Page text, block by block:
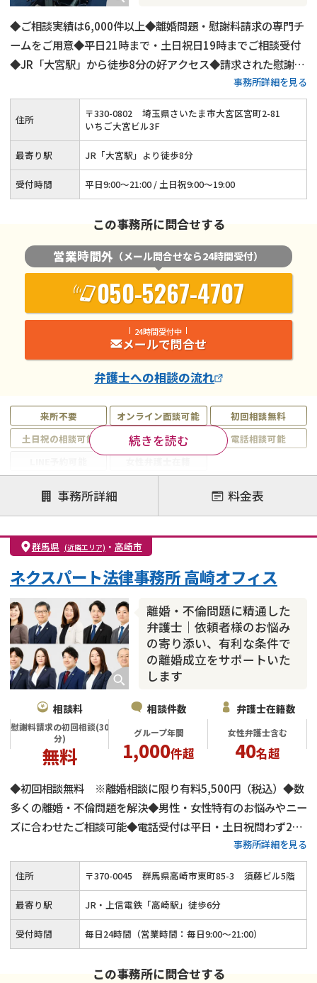
◆ご相談実績は6,000件以上◆離婚問題・慰謝料請求の専門チ
ームをご用意◆平日21時まで・土日祝日19時までご相談受付
◆JR「大宮駅」から徒歩8分の好アクセス◆請求された慰謝料
の減額交渉にも対応◆オンライン相談・電話相談もOK事務所詳細を見る
来所不要 オンライン面談可能
初回相談無料
土日祝の相談可能
19時以降電話可能
電話相談可能
注力案件
離婚前相談
離婚調停
離婚裁判
親権・面会交流権
DV
モラハラ
不貞・不倫慰謝料請求
国際離婚
財産分与
内縁の夫婦 熟年離婚
続きを読む
住所 〒330-0802
埼玉県さいたま市大宮区宮町2-81
いちご大宮ビル3F
最寄り駅 JR「大宮駅」より徒歩8分
受付時間 平日9:00～21:00 / 土日祝9:00～19:00
この事務所に問合せする
営業時間外 （メール問合せなら24時間受付）
050-5267-4707
24時間受付中
メールで問合せ
弁護士への相談の流れ
事務所詳細 料金表
群馬県 (近隣エリア) ・ 高崎市
離婚・不倫問題に精通した
弁護士｜依頼者様のお悩み
の寄り添い、有利な条件で
の離婚成立をサポートいた
します
ネクスパート法律事務所 高崎オフィス
相談料
慰謝料請求の初回相談(30
分)
無料
相談件数
グループ年間
1,000件超
弁護士在籍数
女性弁護士含む
40名超
◆初回相談無料 ※離婚相談に限り有料5,500円（税込）◆数
多くの離婚・不倫問題を解決◆男性・女性特有のお悩みやニー
ズに合わせたご相談可能◆電話受付は平日・土日祝問わず24
時間受付◆男性弁護士・女性弁護士が双方在籍◆養育費や婚姻
費用の適正化をサポート◆クレジットカード決済や分割払いに
も対応◆JR・上信電鉄「高崎駅」から徒歩6分
事務所詳細を見る
住所 〒370-0045 群馬県高崎市東町85-3 須藤ビル5階
最寄り駅 JR・上信電鉄「高崎駅」徒歩6分
受付時間 毎日24時間（営業時間：毎日9:00〜21:00）
この事務所に問合せする